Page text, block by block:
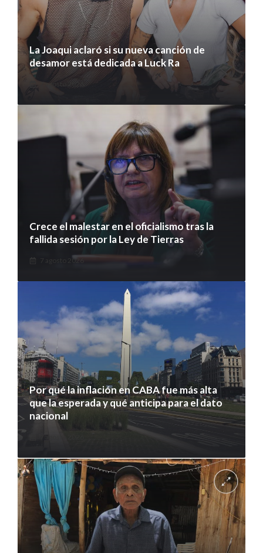
La Joaqui aclaró si su nueva canción de
desamor está dedicada a Luck Ra
7 agosto 2026
Crece el malestar en el oficialismo tras la
fallida sesión por la Ley de Tierras
7 agosto 2026
Por qué la inflación en CABA fue más alta
que la esperada y qué anticipa para el dato
nacional